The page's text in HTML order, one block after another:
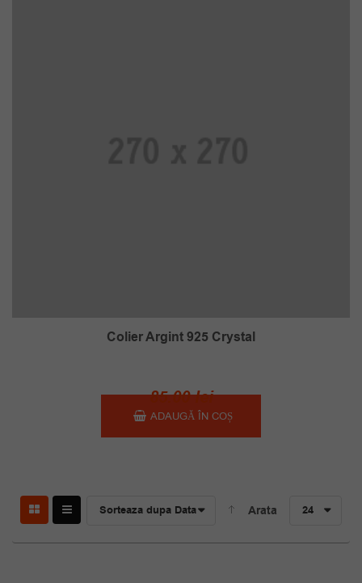
Colier Argint 925 Crystal
85.00lei
ADAUGĂ ÎN COȘ
Sorteaza dupa Data Arata 24